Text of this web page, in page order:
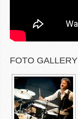
FOTO GALLERY